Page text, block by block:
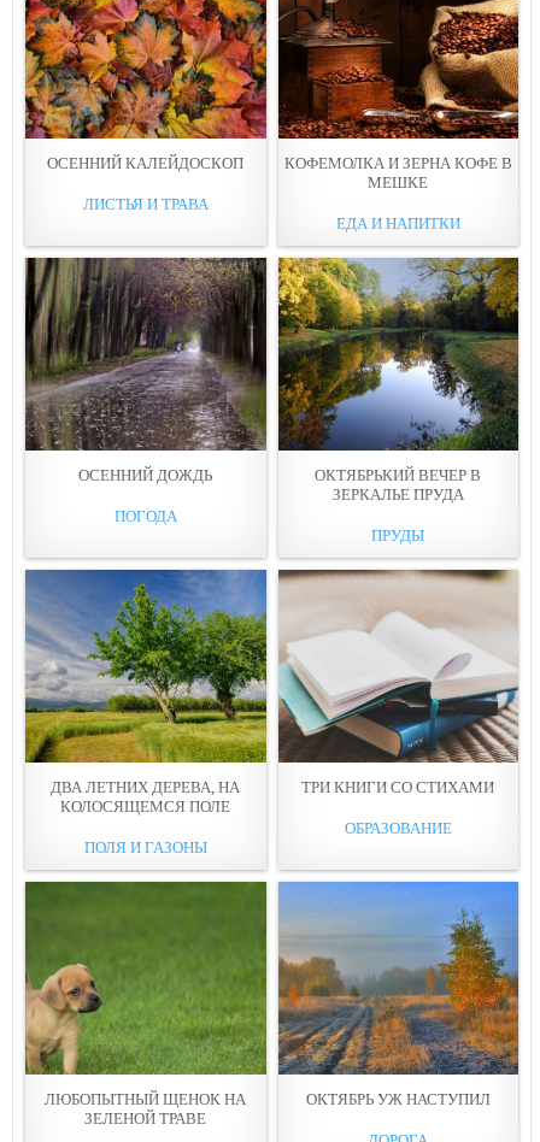
ОСЕННИЙ КАЛЕЙДОСКОП
ЛИСТЬЯ И ТРАВА
КОФЕМОЛКА И ЗЕРНА КОФЕ В
МЕШКЕ
ЕДА И НАПИТКИ
ОСЕННИЙ ДОЖДЬ
ПОГОДА
ОКТЯБРЬКИЙ ВЕЧЕР В
ЗЕРКАЛЬЕ ПРУДА
ПРУДЫ
ДВА ЛЕТНИХ ДЕРЕВА, НА
КОЛОСЯЩЕМСЯ ПОЛЕ
ПОЛЯ И ГАЗОНЫ
ТРИ КНИГИ СО СТИХАМИ
ОБРАЗОВАНИЕ
ЛЮБОПЫТНЫЙ ЩЕНОК НА
ЗЕЛЕНОЙ ТРАВЕ
ОКТЯБРЬ УЖ НАСТУПИЛ